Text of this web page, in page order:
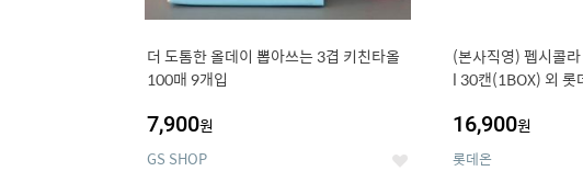
더 도톰한 올데이 뽑아쓰는 3겹 키친타올
100매 9개입
7,900원
GS SHOP 좋
(본사직영) 펩시콜
l 30캔(1BOX) 외 롯
16,900원
롯데온